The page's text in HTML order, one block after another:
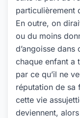
particulièrement
En outre, on
ou du moins
d’angoisse dans
chaque enfant a
par ce qu’il ne
réputation de sa
cette vie
deviennent,